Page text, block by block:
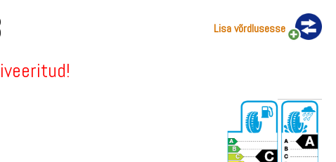
Lisa võrdlusesse